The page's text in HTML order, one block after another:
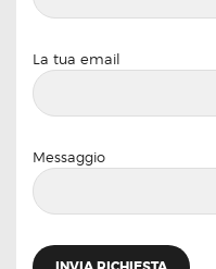
La tua email
Messaggio